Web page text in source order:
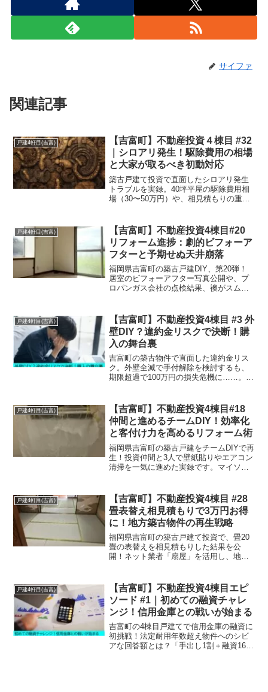
サイファ
関連記事
戸建4軒目(吉富)
【吉富町】不動産投資４棟目 #32
｜シロアリ発生！駆除費用の相場
と大家が取るべき初動対応
築古戸建て投資で直面したシロアリ発生
トラブルを実録。40坪平屋の駆除費用相
場（30〜50万円）や、相見積もりの重要
スク管理と、安く確実に駆除する業者選
定のコツとは？
戸建4軒目(吉富)
【吉富町】不動産投資4棟目#20
リフォーム進捗：劇的ビフォーア
フターと予期せぬ天井崩落
福岡県吉富町の築古戸建DIY、第20弾！
居室のビフォーアフター写真公開や、プ
ロパンガス会社の点検結果、襖がスムー
に向けてリフォーム箇所を追加した、リ
アルな現場実録です。
戸建4軒目(吉富)
【吉富町】不動産投資4棟目 #3 外
壁DIY？違約金リスクで決断！購
入の舞台裏
吉富町の築古物件で直面した違約金リス
ク。外壁全滅で手付解除を検討するも、
期限超過で100万円の損失危機に……。絶
契約の罠と、ピンチをチャンスに変える
大家の思考法を伝えます。
戸建4軒目(吉富)
【吉富町】不動産投資4棟目#18
仲間と進めるチームDIY！効率化
と客付け力を高めるリフォーム術
福岡県吉富町の築古戸建をチームDIYで再
生！投資仲間と3人で壁紙貼りやエアコン
清掃を一気に進めた実録です。マイソク
独な作業をエンタメに変え、効率的に利
回りを高める方法を綴ります。
戸建4軒目(吉富)
【吉富町】不動産投資4棟目 #28
畳表替え相見積もりで3万円お得
に！地方築古物件の再生戦略
福岡県吉富町の築古戸建て投資で、畳20
畳の表替えを相見積もりした結果を公
開！ネット業者「扇屋」を活用し、地場
賃貸募集戦略と、DIY大家目線の業者選び
を解説します。
戸建4軒目(吉富)
【吉富町】不動産投資4棟目エピ
ソード #1｜初めての融資チャレ
ンジ！信用金庫との戦いが始まる
吉富町の4棟目戸建てで信用金庫の融資に
初挑戦！法定耐用年数超え物件へのシビ
アな回答額とは？「手出し1割＋融資160